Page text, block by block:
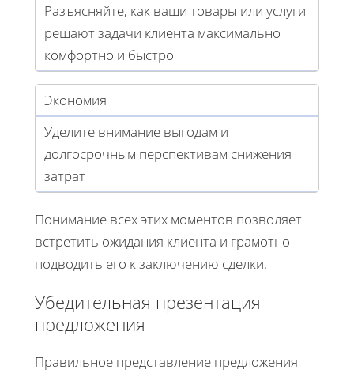
Разъясняйте, как ваши товары или услуги
решают задачи клиента максимально
комфортно и быстро
Экономия
Уделите внимание выгодам и
долгосрочным перспективам снижения
затрат
Понимание всех этих моментов позволяет
встретить ожидания клиента и грамотно
подводить его к заключению сделки.
Убедительная презентация
предложения
Правильное представление предложения